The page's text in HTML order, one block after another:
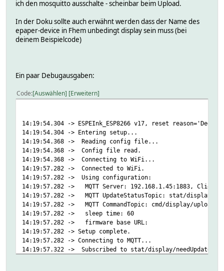
ich den mosquitto ausschalte - scheinbar beim Upload.
In der Doku sollte auch erwähnt werden dass der Name des
epaper-device in Fhem unbedingt display sein muss (bei
deinem Beispielcode)
Ein paar Debugausgaben:
Code Auswählen Erweitern
14:19:54.304 -> ESPEInk_ESP8266 v17, reset reason='Deep-
14:19:54.304 -> Entering setup...
14:19:54.368 -> Reading config file...
14:19:54.368 -> Config file read.
14:19:54.368 -> Connecting to WiFi...
14:19:57.282 -> Connected to WiFi.
14:19:57.282 -> Using configuration:
14:19:57.282 -> MQTT Server: 192.168.1.45:1883, Client:
14:19:57.282 -> MQTT UpdateStatusTopic: stat/display/
14:19:57.282 -> MQTT CommandTopic: cmd/display/upload
14:19:57.282 -> sleep time: 60
14:19:57.282 -> firmware base URL:
14:19:57.282 -> Setup complete.
14:19:57.282 -> Connecting to MQTT...
14:19:57.322 -> Subscribed to stat/display/needUpdate